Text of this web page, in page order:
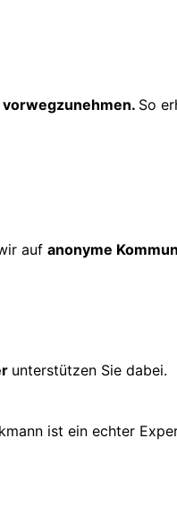
So
auf anonyme
unterstützen Sie dabei.
ist ein echter